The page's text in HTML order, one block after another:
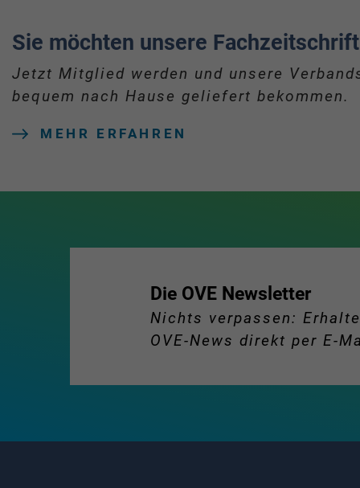
Sie möchten unsere
Jetzt Mitglied werden und unsere
bequem nach Hause geliefert bekommen.
MEHR ERFAHREN
Die OVE Newsletter
Nichts verpassen:
OVE-News direkt per E-